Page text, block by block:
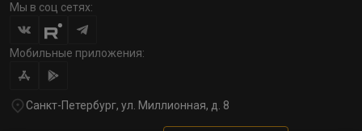
Мы в соц сетях:
Мобильные приложения:
Санкт-Петербург, ул. Миллионная, д. 8